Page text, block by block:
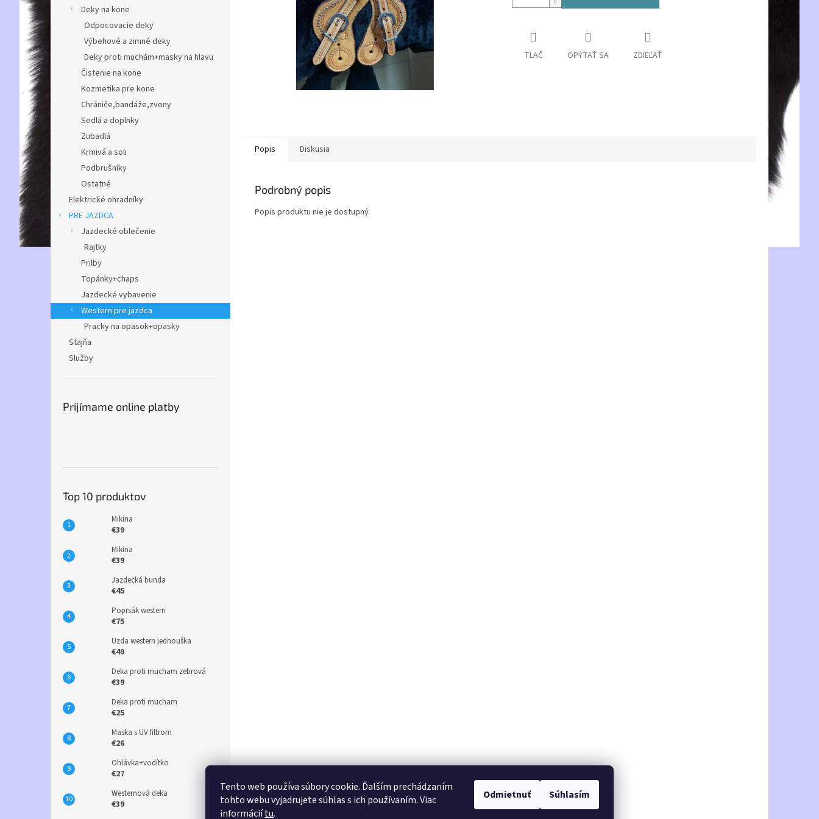
Tento web používa súbory cookie. Ďalším prechádzaním
tohto webu vyjadrujete súhlas s ich používaním. Viac
informáciítu.
Odmietnuť Súhlasím
Deky na kone
Odpocovacie deky
Výbehové a zimné deky
Deky proti muchám+masky na hlavu
Čistenie na kone
Kozmetika pre kone
Chrániče,bandáže,zvony
Sedlá a doplnky
Zubadlá
Krmivá a soli
Podbrušníky
Ostatné
Elektrické ohradníky
PRE JAZDCA
Jazdecké oblečenie
Rajtky
Prilby
Topánky+chaps
Jazdecké vybavenie
Western pre jazdca
Pracky na opasok+opasky
Stajňa
Služby
Prijímame online platby
Top 10 produktov
Mikina
€39
Mikina
€39
Jazdecká bunda
€45
Poprsák western
€75
Uzda western jednouška
€49
Deka proti mucham zebrová
€39
Deka proti mucham
€25
Maska s UV filtrom
€26
Ohlávka+vodítko
€27
Westernová deka
€39
TLAČ OPÝTAŤ SA ZDIEĽAŤ
Popis Diskusia
Podrobný popis
Popis produktu nie je dostupný